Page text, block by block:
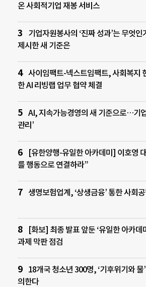
온 사회적기업 재봉 서비스
기업자원봉사의 ‘진짜 성과’는 무엇
제시한 새 기준은
사이임팩트-넥스트임팩트, 사회복지
한 AI 리빙랩 업무 협약 체결
AI, 지속가능경영의 새 기준으로…기
관리’
[유한양행-유일한 아카데미] 이호영
를 행동으로 연결하라”
생명보험업계, ‘상생금융’ 통한 사회공
[화보] 최종 발표 앞둔 ‘유일한 아카데
과제 막판 점검
18개국 청소년 300명, ‘기후위기와 물
의한다